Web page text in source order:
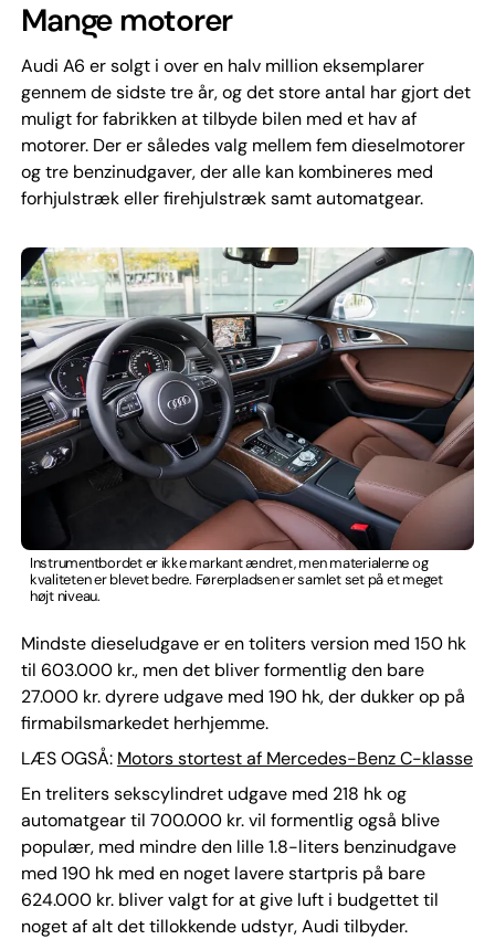
Mange motorer
Audi A6 er solgt i over en halv million eksemplarer
gennem de sidste tre år, og det store antal har gjort det
muligt for fabrikken at tilbyde bilen med et hav af
motorer. Der er således valg mellem fem dieselmotorer
og tre benzinudgaver, der alle kan kombineres med
forhjulstræk eller firehjulstræk samt automatgear.
Instrumentbordet er ikke markant ændret, men materialerne og
kvaliteten er blevet bedre. Førerpladsen er samlet set på et meget
højt niveau.
Mindste dieseludgave er en toliters version med 150 hk
til 603.000 kr., men det bliver formentlig den bare
27.000 kr. dyrere udgave med 190 hk, der dukker op på
firmabilsmarkedet herhjemme.
LÆS OGSÅ: Motors stortest af Mercedes-Benz C-klasse
En treliters sekscylindret udgave med 218 hk og
automatgear til 700.000 kr. vil formentlig også blive
populær, med mindre den lille 1.8-liters benzinudgave
med 190 hk med en noget lavere startpris på bare
624.000 kr. bliver valgt for at give luft i budgettet til
noget af alt det tillokkende udstyr, Audi tilbyder.